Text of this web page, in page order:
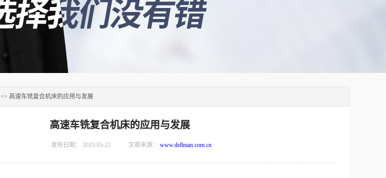
>> 高速车铣复合机床的应用与发展
高速车铣复合机床的应用与发展
发布日期： 2023-05-22 文章来源： www.dellman.com.cn